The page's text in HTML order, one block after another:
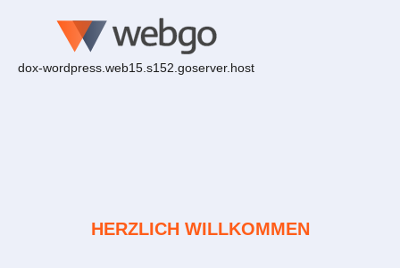
dox-wordpress.web15.s152.goserver.host
HERZLICH WILLKOMMEN